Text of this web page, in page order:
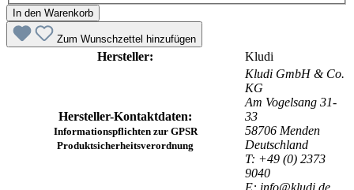
In den Warenkorb
Zum Wunschzettel hinzufügen
Hersteller: Kludi
Hersteller-Kontaktdaten:
Informationspflichten zur GPSR
Produktsicherheitsverordnung
Kludi GmbH & Co.
KG
Am Vogelsang 31-
33
58706 Menden
Deutschland
T: +49 (0) 2373
9040
E: info@kludi.de